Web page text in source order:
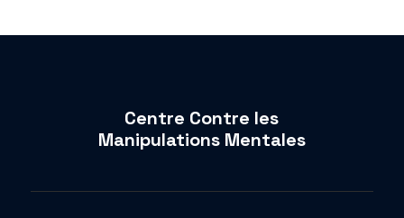
Centre Contre les
Manipulations Mentales